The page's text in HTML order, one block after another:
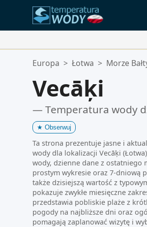
Twoje Ulubione Lokalizacje:
Europa > Łotwa > Morze
Vecāķi
— Temperatura wody
★ Obserwuj
Ta strona prezentuje jasne i
wody dla lokalizacji Vecāķi
wody, dzienne dane z ostatniego
prostym wykresie oraz 7-dniową
także dzisiejszą wartość z
pokazuje zwykłe miesięczne
przedstawia pobliskie plaże z
pogody na najbliższe dni oraz
pomagają zaplanować wizytę i